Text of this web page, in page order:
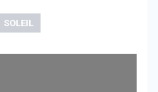
SOLEIL